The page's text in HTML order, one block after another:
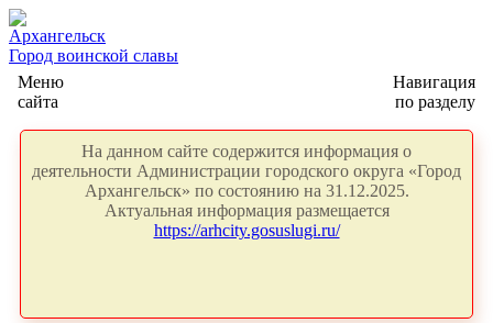
Архангельск
Город воинской славы
Меню
сайта
Навигация
по разделу
На данном сайте содержится информация о
деятельности Администрации городского округа «Город
Архангельск» по состоянию на 31.12.2025.
Актуальная информация размещается
https://arhcity.gosuslugi.ru/